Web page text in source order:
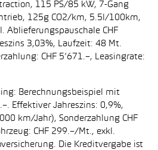
115 PS/85 kW, 7-Gang
125g CO2/km, 5.5l/100km,
Ablieferungspauschale CHF
3,03%, Laufzeit: 48 Mt.
CHF 5’671.–, Leasingrate:
Berechnungsbeispiel mit
Effektiver Jahreszins: 0,9%,
km/Jahr), Sonderzahlung CHF
CHF 299.–/Mt., exkl.
Die Kreditvergabe ist